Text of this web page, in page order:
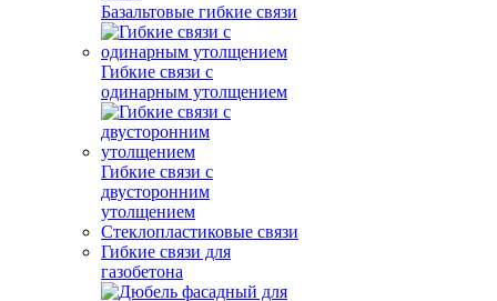
Базальтовые гибкие связи
Гибкие связи с
одинарным утолщением
Гибкие связи с
двусторонним
утолщением
Стеклопластиковые связи
Гибкие связи для
газобетона